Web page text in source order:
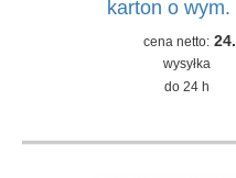
karton o
cena netto:
wysyłka
do 24 h